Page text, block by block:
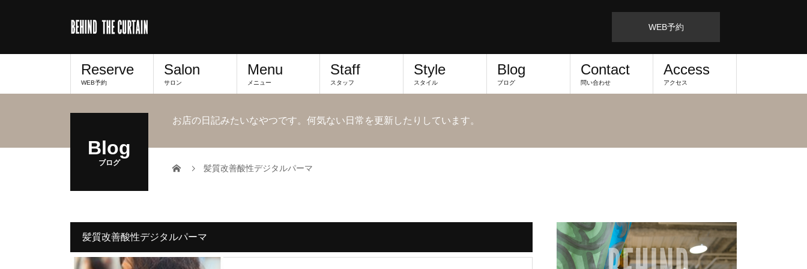
WEB予約
Reserve
WEB予約
Salon
サロン
Menu
メニュー
Staff
スタッフ
Style
スタイル
Blog
ブログ
Contact
問い合わせ
Access
アクセス
Blog
ブログ
お店の日記みたいなやつです。何気ない日常を更新したりしています。
髪質改善酸性デジタルパーマ
髪質改善酸性デジタルパーマ